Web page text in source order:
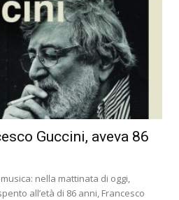
Guccini, aveva 86
nella mattinata di oggi,
all’età di 86 anni, Francesco